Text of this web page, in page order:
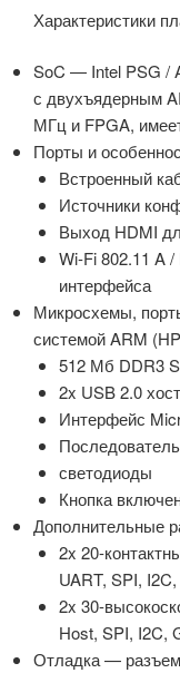
Характеристики
SoC — Intel PSG /
с двухъядерным
МГц и FPGA,
Порты и
Встроенный
Источники
Выход HDMI
Wi-Fi 802.11 A
интерфейса
Микросхемы,
системой ARM
512 Мб DDR3
2x USB 2.0
Интерфейс
светодиоды
Кнопка
Дополнительные
2x 20-
UART, SPI,
2x 30-
Host, SPI, I2C,
Отладка —